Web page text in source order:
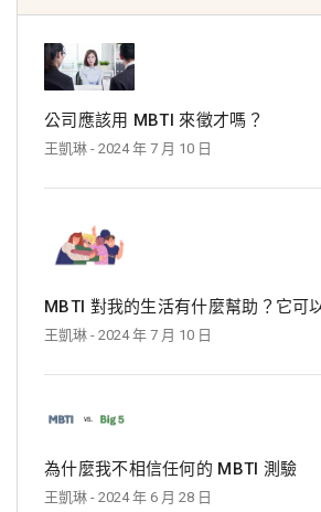
公司應該用 MBTI 來徵才嗎？
王凱琳 - 2024 年 7 月 10 日
MBTI 對我的生活有什麼幫助？它可
王凱琳 - 2024 年 7 月 10 日
為什麼我不相信任何的 MBTI 測驗
王凱琳 - 2024 年 6 月 28 日